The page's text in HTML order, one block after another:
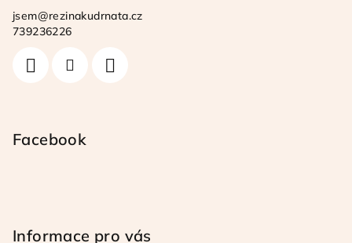
jsem@rezinakudrnata.cz
739236226
Facebook
Informace pro vás